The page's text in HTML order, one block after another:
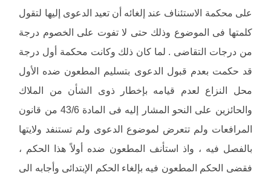
على محكمة الاستئناف عند إلغائه أن تعيد الدعوى إليها لتقول
كلمتها فى الموضوع وذلك حتى لا تفوت على الخصوم درجة
من درجات التقاضى . لما كان ذلك وكانت محكمة أول درجة
قد حكمت بعدم قبول الدعوى بتسليم المطعون ضده الأول
محل النزاع لعدم قيامه بإخطار ذوى الشأن من الملاك
والحائزين على النحو المشار إليه فى المادة 43/6 من قانون
المرافعات ولم تتعرض لموضوع الدعوى ولم تستنفد ولايتها
بالفصل فيه ، واذ استأنف المطعون ضده أولاً هذا الحكم ،
فقضى الحكم المطعون فيه بإلغاء الحكم الإبتدائى وأجابه الى